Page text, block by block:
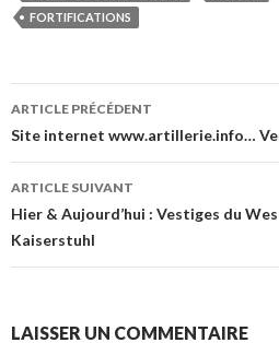
FORTIFICATIONS
Navigation
des
articles
ARTICLE PRÉCÉDENT
Site internet www.artillerie.info…
ARTICLE SUIVANT
Hier & Aujourd’hui : Vestiges du
Kaiserstuhl
LAISSER UN COMMENTAIRE